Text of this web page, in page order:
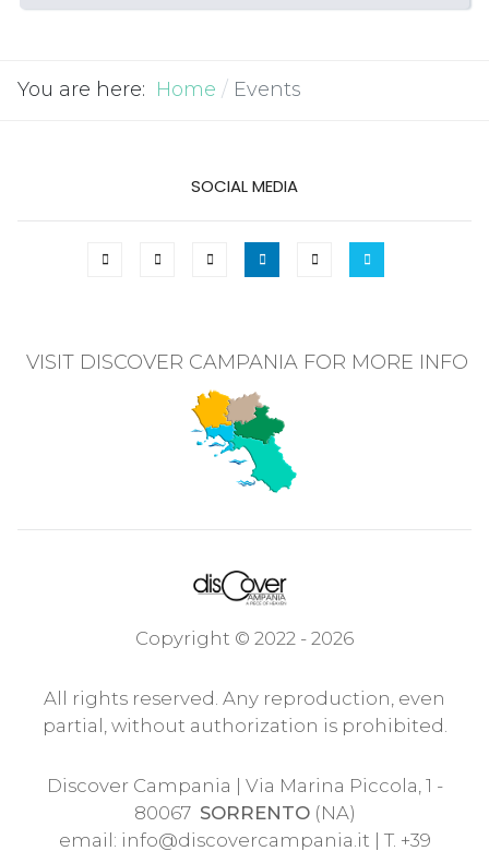
You are here: Home Events
SOCIAL MEDIA
VISIT DISCOVER CAMPANIA FOR MORE INFO
Copyright © 2022 - 2026
All rights reserved. Any reproduction, even
partial, without authorization is prohibited.
Discover Campania | Via Marina Piccola, 1 -
80067 SORRENTO(NA)
email: info@discovercampania.it | T. +39